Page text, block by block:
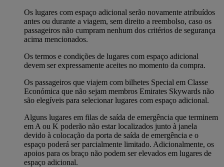
Os lugares com espaço adicional serão novamente atribuídos
antes ou durante a viagem, sem direito a reembolso, caso os
passageiros não cumpram nenhum dos critérios de segurança
acima mencionados.
Os termos e condições de lugares com espaço adicional
devem ser expressamente aceites no momento da compra.
Os passageiros que viajem com bilhetes Special em Classe
Económica que não sejam membros Emirates Skywards não
são elegíveis para selecionar lugares com espaço adicional.
Alguns lugares em filas de saída de emergência que terminem
em A ou K poderão não estar localizados junto à janela
devido à colocação da porta de saída de emergência e o
espaço poderá ser parcialmente limitado. Adicionalmente, os
apoios para os braço não podem ser elevados em lugares de
espaço adicional.